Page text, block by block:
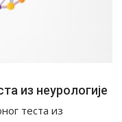
из неурологије
теста из